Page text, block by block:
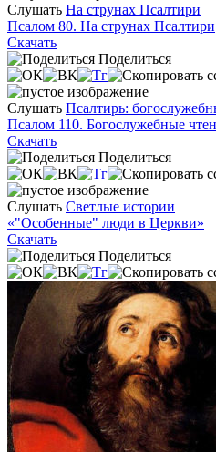
Слушать На струнах Псалтири
Псалом 80. На струнах Псалтири
Скачать
Поделиться
Слушать Псалтирь:
Псалом 110. Богослужебные
Скачать
Поделиться
Слушать Светлые истории
«"Особенные" люди в Церкви»
Скачать
Поделиться